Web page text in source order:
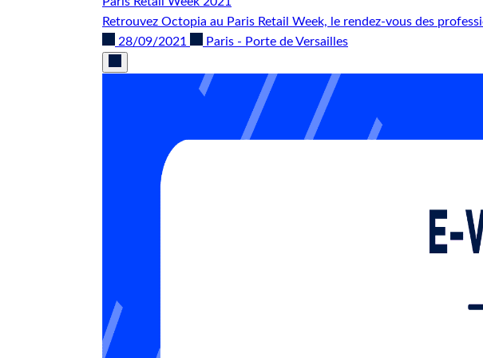
Retrouvez Octopia au Paris Retail Week, le rendez-vous des
28/09/2021
Paris - Porte de Versailles